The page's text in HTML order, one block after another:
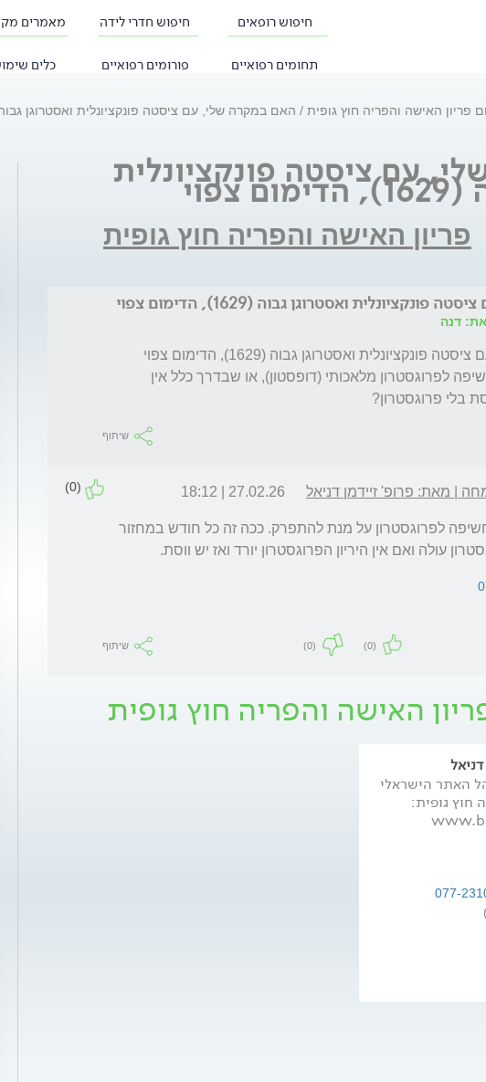
חיפוש רופאים חיפוש חדרי לידה מאמרים
תחומים רפואיים פורומים רפואיים כלים
פריון האישה והפריה חוץ גופית האם במקרה שלי, עם ציסטה פונקציונלית ואסטרוגן גבוה (1629), הדימום
עם ציסטה פונקציונלית
פריון האישה והפריה חוץ גופית
ואסטרוגן גבוה (1629), הדימום צפוי
בלי פרוגסטרון?
שיתוף
| מאת: פרופ' זיידמן דניאל 27.02.26 | 18:12
(0)
עולה ואם אין היריון הפרוגסטרון יורד ואז יש ווסת.
(0)
(0) שיתוף
האישה והפריה חוץ גופית
האתר הישראלי
חוץ גופית:
077-